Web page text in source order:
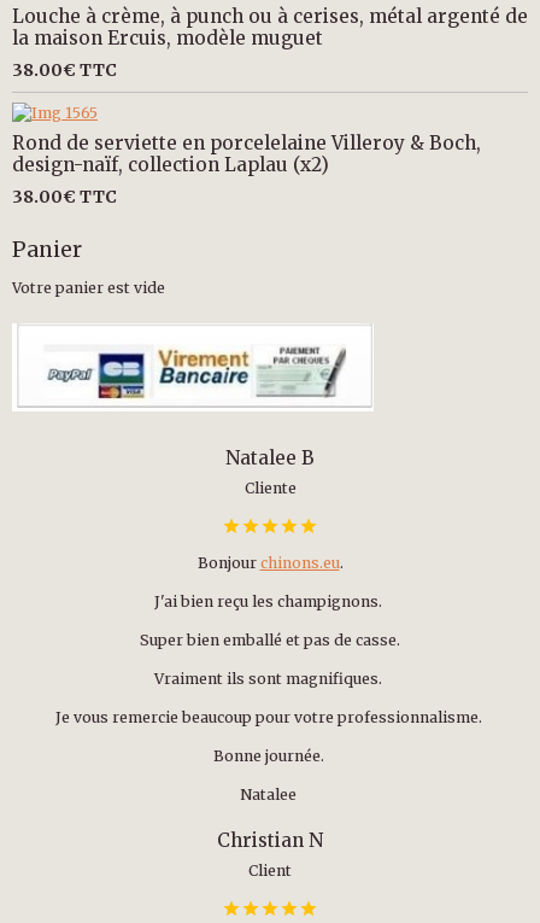
Louche à crème, à punch ou à cerises, métal argenté de
la maison Ercuis, modèle muguet
38.00€ TTC
Rond de serviette en porcelelaine Villeroy & Boch,
design-naïf, collection Laplau (x2)
38.00€ TTC
Panier
Votre panier est vide
Natalee B
Cliente
Bonjour chinons.eu.
J'ai bien reçu les champignons.
Super bien emballé et pas de casse.
Vraiment ils sont magnifiques.
Je vous remercie beaucoup pour votre professionnalisme.
Bonne journée.
Natalee
Christian N
Client